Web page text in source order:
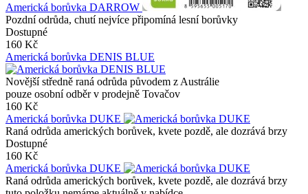
Americká borůvka DARROW
Pozdní odrůda, chutí nejvíce připomíná lesní borůvky
Dostupné
160 Kč
Americká borůvka DENIS BLUE
Novější středně raná odrůda původem z Austrálie
pouze osobní odběr v prodejně Tovačov
160 Kč
Americká borůvka DUKE
Raná odrůda amerických borůvek, kvete pozdě, ale dozrává brzy
Dostupné
160 Kč
Americká borůvka DUKE
Raná odrůda amerických borůvek, kvete pozdě, ale dozrává brzy